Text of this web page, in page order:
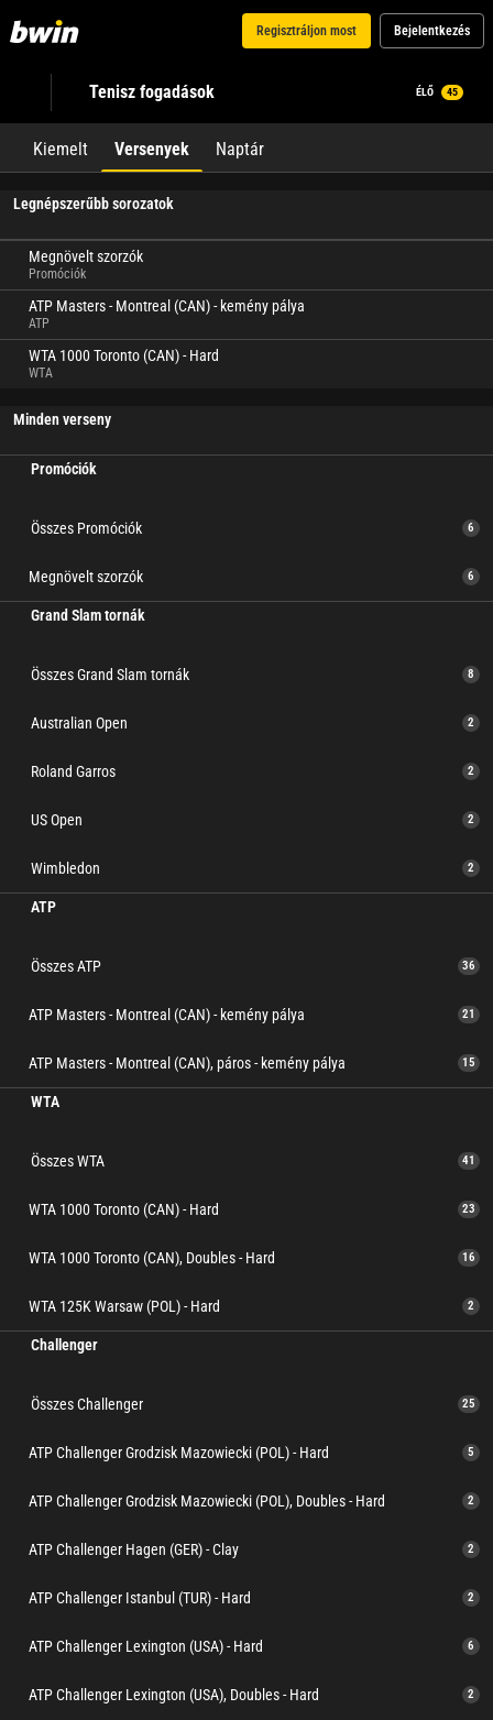
Regisztráljon most Bejelentkezés
Tenisz fogadások ÉLŐ 45
Kiemelt Versenyek Naptár
Legnépszerűbb sorozatok
Megnövelt szorzók
Promóciók
ATP Masters - Montreal (CAN) - kemény pálya
ATP
WTA 1000 Toronto (CAN) - Hard
WTA
Minden verseny
Promóciók
Összes Promóciók 6
Megnövelt szorzók 6
Grand Slam tornák
Összes Grand Slam tornák 8
Australian Open 2
Roland Garros 2
US Open 2
Wimbledon 2
ATP
Összes ATP 36
ATP Masters - Montreal (CAN) - kemény pálya 21
ATP Masters - Montreal (CAN), páros - kemény pálya 15
WTA
Összes WTA 41
WTA 1000 Toronto (CAN) - Hard 23
WTA 1000 Toronto (CAN), Doubles - Hard 16
WTA 125K Warsaw (POL) - Hard 2
Challenger
Összes Challenger 25
ATP Challenger Grodzisk Mazowiecki (POL) - Hard 5
ATP Challenger Grodzisk Mazowiecki (POL), Doubles - Hard 2
ATP Challenger Hagen (GER) - Clay 2
ATP Challenger Istanbul (TUR) - Hard 2
ATP Challenger Lexington (USA) - Hard 6
ATP Challenger Lexington (USA), Doubles - Hard 2